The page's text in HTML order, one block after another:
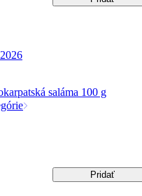
saláma 100 g
Pridať